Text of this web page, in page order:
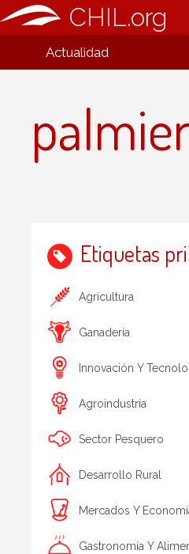
CHIL.org
Actualidad
Etiquetas
Agricultura
Ganadería
Innovación Y
Agroindustria
Sector Pesquero
Desarrollo Rural
Mercados Y
Gastronomía Y